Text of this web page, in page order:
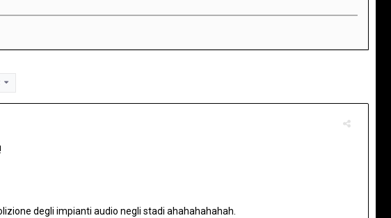
degli impianti audio negli stadi ahahahahahah.